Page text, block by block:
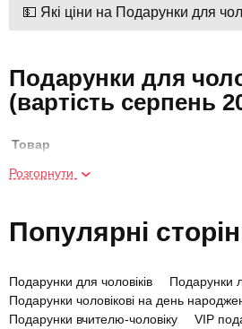
💵 Які ціни на Подарунки для
Подарунки для
(вартість серпень
Товар
Спортивний масаж
Прогулянка на квадроциклах для
двох
Розгорнути
Популярні
Подарунки для чоловіків
Подарунки
Подарунки чоловікові на день
Подарунки вчителю-чоловіку
VIP